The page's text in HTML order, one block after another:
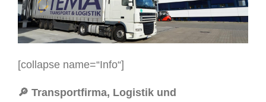
[collapse name=“Info“]
🔎 Transportfirma, Logistik und